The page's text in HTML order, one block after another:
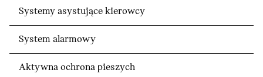
Systemy asystujące kierowcy
System alarmowy
Aktywna ochrona pieszych